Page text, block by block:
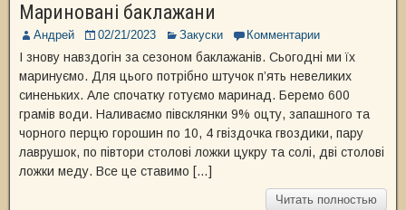
Мариновані баклажани
Андрей 02/21/2023 Закуски Комментарии
І знову навздогін за сезоном баклажанів. Сьогодні ми їх
маринуємо. Для цього потрібно штучок п’ять невеликих
синеньких. Але спочатку готуємо маринад. Беремо 600
грамів води. Наливаємо півсклянки 9% оцту, запашного та
чорного перцю горошин по 10, 4 гвіздочка гвоздики, пару
лаврушок, по півтори столові ложки цукру та солі, дві столові
ложки меду. Все це ставимо […]
Читать полностью